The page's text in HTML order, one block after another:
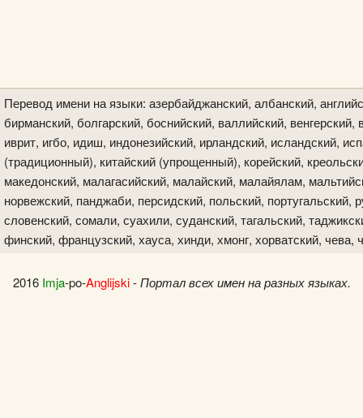
Перевод имени на языки: азербайджанский, албанский,
бирманский, болгарский, боснийский, валлийский, венгерский,
иврит, игбо, идиш, индонезийский, ирландский, исландский,
(традиционный), китайский (упрощенный), корейский,
македонский, малагасийский, малайский, малайялам,
норвежский, панджаби, персидский, польский, португальский,
словенский, сомали, суахили, суданский, тагальский,
финский, французский, хауса, хинди, хмонг, хорватский,
2016 Imja-po-Anglijski-Портал всех имен на разных языках.